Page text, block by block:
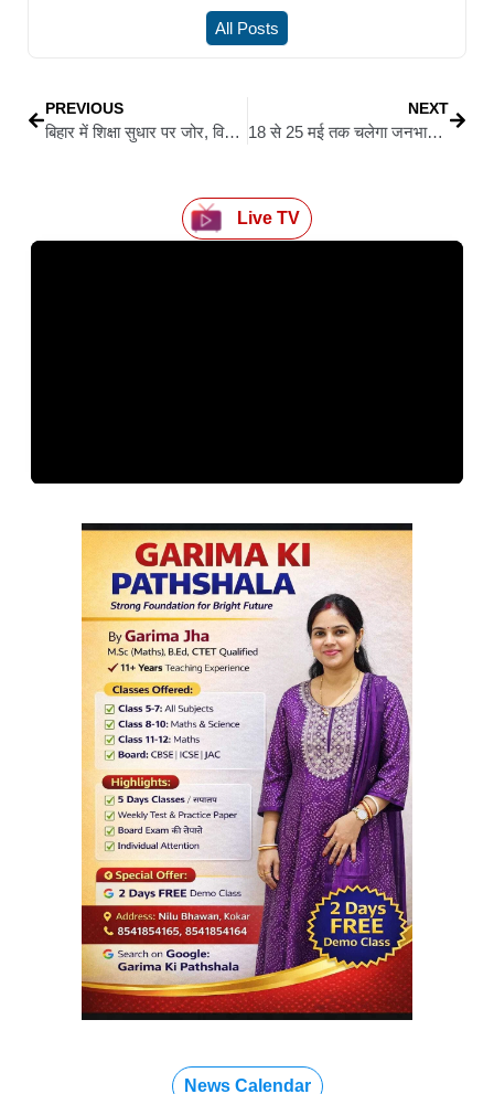
All Posts
PREVIOUS
बिहार में शिक्षा सुधार पर जोर, विकास भवन में शिक्षा विभाग की बड़ी समीक्षा बैठक
NEXT
18 से 25 मई तक चलेगा जनभागीदारी अभियान, मंत्री लखेंद्र रौशन ने योजनाओं की समीक्षा की
Live TV
News Calendar